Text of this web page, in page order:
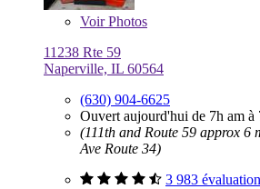
VoirPhotos
11238 Rte 59
Naperville, IL 60564
(630) 904-6625
Ouvert aujourd'hui de 7h am à
(111th and Route 59 approx 6
Ave Route 34)
3 983